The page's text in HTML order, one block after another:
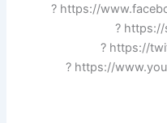
? https://
? https://
? https://
? https://